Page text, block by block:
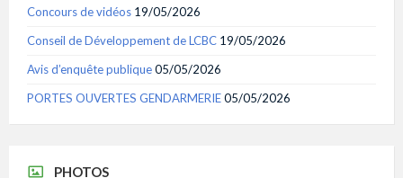
Concours de vidéos 19/05/2026
Conseil de Développement de LCBC 19/05/2026
Avis d’enquête publique05/05/2026
PORTES OUVERTES GENDARMERIE05/05/2026
PHOTOS